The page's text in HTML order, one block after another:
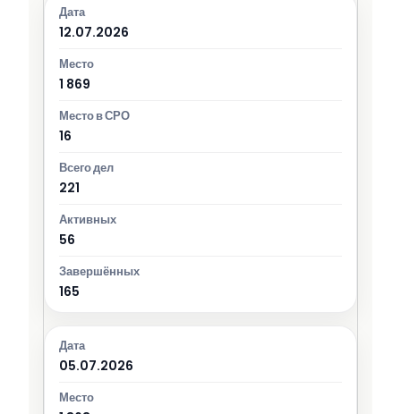
12.07.2026
1 869
16
221
56
165
05.07.2026